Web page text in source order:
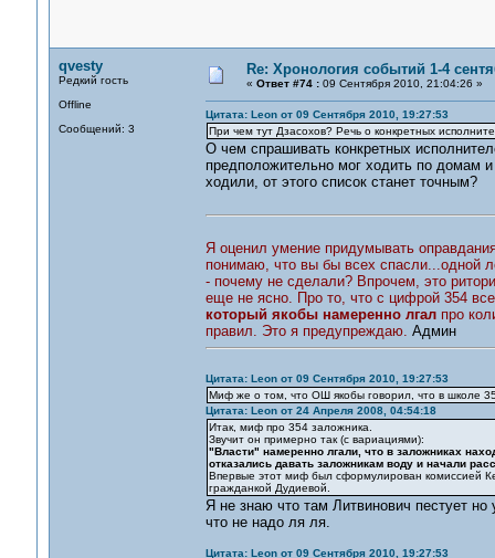
qvesty
Редкий гость
Offline
Сообщений: 3
Re: Хронология событий 1-4
« Ответ #74 :09 Сентября 2010, 21:04:26 »
Цитата: Leon от 09 Сентября 2010, 19:27:53
При чем тут Дзасохов? Речь о конкретных
О чем спрашивать конкретных
предположительно мог ходить по домам
ходили, от этого список станет точным?
Я оценил умение придумывать
понимаю, что вы бы всех спасли...одной
- почему не сделали? Впрочем, это
еще не ясно. Про то, что с цифрой 354
который якобы намеренно лгалпро
правил. Это я предупреждаю. Админ
Цитата: Leon от 09 Сентября 2010, 19:27:53
Миф же о том, что ОШ якобы говорил, что в школе
Цитата: Leon от 24 Апреля 2008, 04:54:18
Итак, миф про 354 заложника.
Звучит он примерно так (с вариациями):
"Власти" намеренно лгали, что в заложниках
отказались давать заложникам воду и начали
Впервые этот миф был сформулирован комиссией
гражданкой Дудиевой.
Я не знаю что там Литвинович пестует
что не надо ля ля.
Цитата: Leon от 09 Сентября 2010, 19:27:53